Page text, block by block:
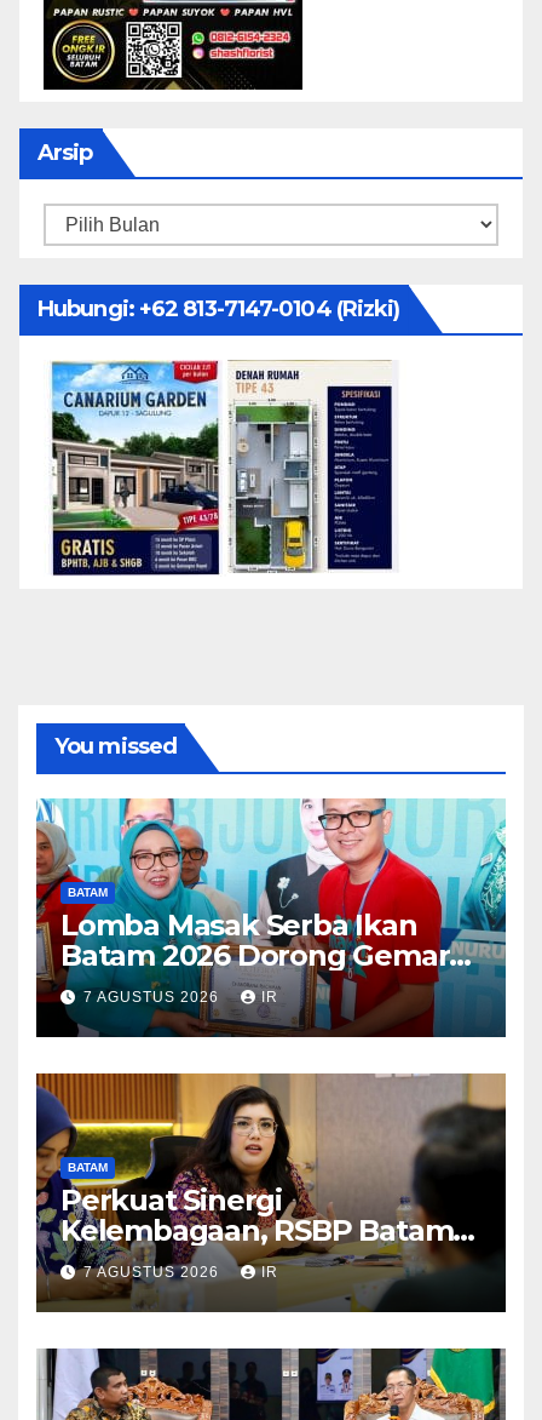
Arsip
Arsip
Hubungi: ‪+62 813-7147-0104‬ (Rizki)
You missed
BATAM
Lomba Masak Serba Ikan
Batam 2026 Dorong Gemar
Makan Ikan
7 AGUSTUS 2026 IR
BATAM
Perkuat Sinergi
Kelembagaan, RSBP Batam
dan BPOM Pastikan
Pelayanan dan Ketersediaan
Obat Aman
7 AGUSTUS 2026 IR